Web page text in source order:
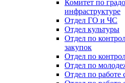
Комитет по
инфраструктуре
Отдел ГО и ЧС
Отдел культуры
Отдел по
закупок
Отдел по
Отдел по
Отдел по